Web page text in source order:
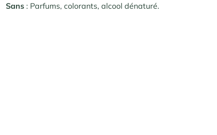
Sans : Parfums, colorants, alcool dénaturé.